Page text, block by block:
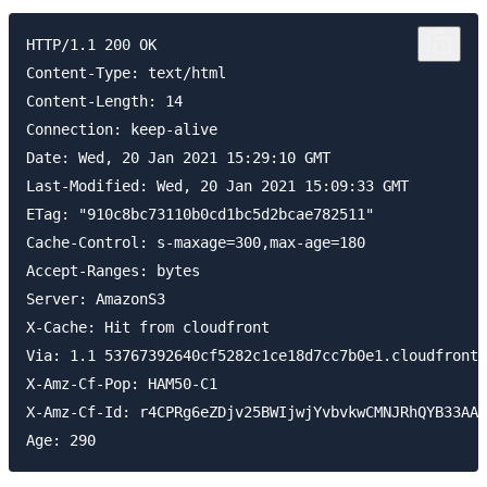
HTTP/1.1 200 OK
Content-Type: text/html
Content-Length: 14
Connection: keep-alive
Date: Wed, 20 Jan 2021 15:29:10 GMT
Last-Modified: Wed, 20 Jan 2021 15:09:33 GMT
ETag: "910c8bc73110b0cd1bc5d2bcae782511"
Cache-Control: s-maxage=300,max-age=180
Accept-Ranges: bytes
Server: AmazonS3
X-Cache: Hit from cloudfront
Via: 1.1
X-Amz-Cf-Pop: HAM50-C1
X-Amz-Cf-Id: